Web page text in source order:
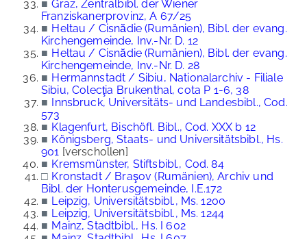
■ Graz, Zentralbibl. der Wiener
Franziskanerprovinz, A 67/25
■ Heltau / Cisnădie (Rumänien), Bibl. der evang.
Kirchengemeinde, Inv.-Nr. D. 12
■ Heltau / Cisnădie (Rumänien), Bibl. der evang.
Kirchengemeinde, Inv.-Nr. D. 28
■ Hermannstadt / Sibiu, Nationalarchiv - Filiale
Sibiu, Colecţia Brukenthal, cota P 1-6, 38
■ Innsbruck, Universitäts- und Landesbibl., Cod.
573
■ Klagenfurt, Bischöfl. Bibl., Cod. XXX b 12
■ Königsberg, Staats- und Universitätsbibl., Hs.
901 [verschollen]
■ Kremsmünster, Stiftsbibl., Cod. 84
□ Kronstadt / Braşov (Rumänien), Archiv und
Bibl. der Honterusgemeinde, I.E.172
■ Leipzig, Universitätsbibl., Ms. 1200
■ Leipzig, Universitätsbibl., Ms. 1244
■ Mainz, Stadtbibl., Hs. I 602